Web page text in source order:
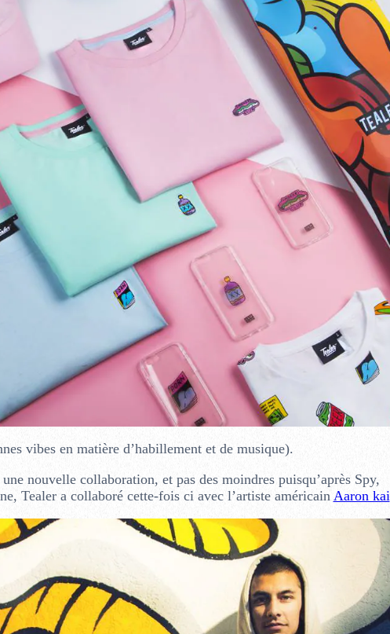
vibes en matière d’habillement et de musique).
nouvelle collaboration, et pas des moindres puisqu’après Spy,
Tealer a collaboré cette-fois ci avec l’artiste américain Aaron kai